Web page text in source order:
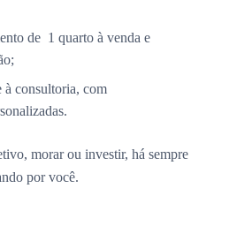
de 1 quarto à venda e
à consultoria, com
morar ou investir, há sempre
por você.